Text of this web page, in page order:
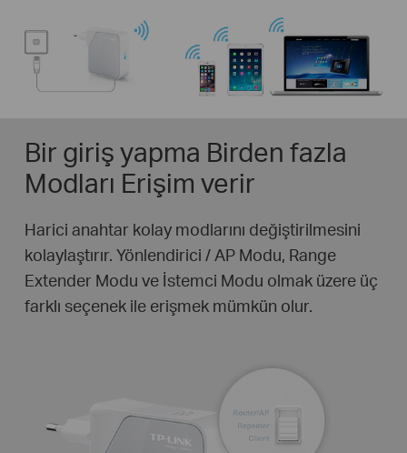
Bir giriş yapma Birden fazla
Modları Erişim verir
Harici anahtar kolay modlarını değiştirilmesini
kolaylaştırır. Yönlendirici / AP Modu, Range
Extender Modu ve İstemci Modu olmak üzere üç
farklı seçenek ile erişmek mümkün olur.